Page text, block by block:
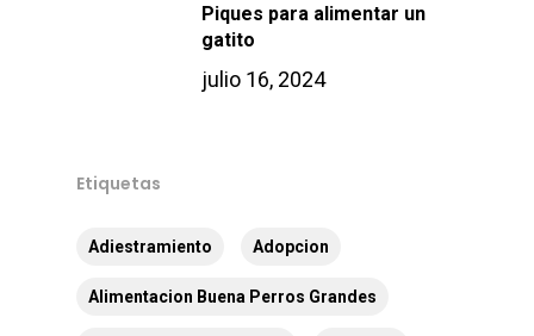
Piques para alimentar un
gatito
julio 16, 2024
Etiquetas
Adiestramiento Adopcion
Alimentacion Buena Perros Grandes